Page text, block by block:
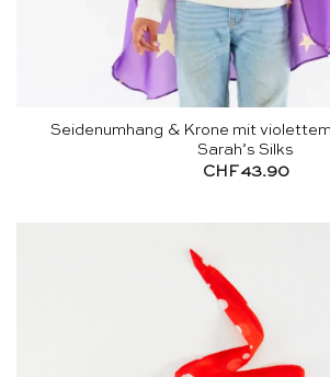
Seidenumhang & Krone mit
Sarah’s Silks
CHF43.90